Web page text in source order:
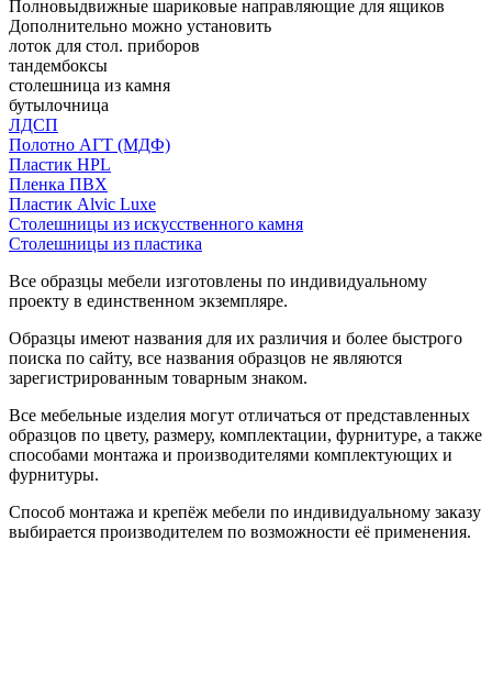
Полновыдвижные шариковые направляющие для ящиков
Дополнительно можно установить
лоток для стол. приборов
тандембоксы
столешница из камня
бутылочница
ЛДСП
Полотно АГТ (МДФ)
Пластик HPL
Пленка ПВХ
Пластик Alvic Luxe
Столешницы из искусственного камня
Столешницы из пластика
Все образцы мебели изготовлены по индивидуальному
проекту в единственном экземпляре.
Образцы имеют названия для их различия и более быстрого
поиска по сайту, все названия образцов не являются
зарегистрированным товарным знаком.
Все мебельные изделия могут отличаться от представленных
образцов по цвету, размеру, комплектации, фурнитуре, а также
способами монтажа и производителями комплектующих и
фурнитуры.
Способ монтажа и крепёж мебели по индивидуальному заказу
выбирается производителем по возможности её применения.